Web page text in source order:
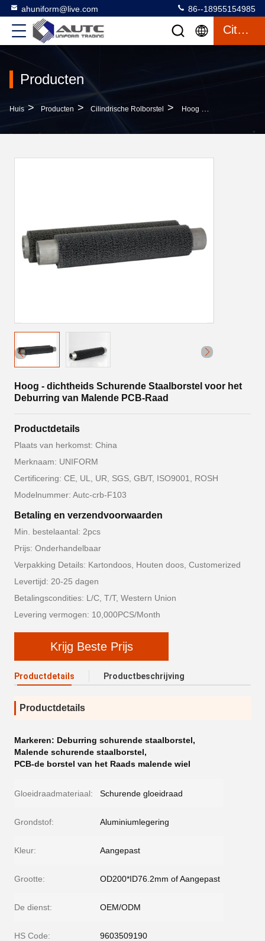
ahuniform@live.com 86--18955154985
Citaat
Producten
Huis > Producten > Cilindrische Rolborstel > Hoog - Dichtheids Schurende Staalborstel Voor Het Deburring Van Malende PCB-Raad
Hoog - dichtheids Schurende Staalborstel voor het
Deburring van Malende PCB-Raad
Productdetails
Plaats van herkomst: China
Merknaam: UNIFORM
Certificering: CE, UL, UR, SGS, GB/T, ISO9001, ROSH
Modelnummer: Autc-crb-F103
Betaling en verzendvoorwaarden
Min. bestelaantal: 2pcs
Prijs: Onderhandelbaar
Verpakking Details: Kartondoos, Houten doos, Customerized
Levertijd: 20-25 dagen
Betalingscondities: L/C, T/T, Western Union
Levering vermogen: 10,000PCS/Month
Krijg Beste Prijs
Productdetails Productbeschrijving
Productdetails
Markeren: Deburring schurende staalborstel,
Malende schurende staalborstel,
PCB-de borstel van het Raads malende wiel
Gloeidraadmateriaal: Schurende gloeidraad
Grondstof: Aluminiumlegering
Kleur: Aangepast
Grootte: OD200*ID76.2mm of Aangepast
De dienst: OEM/ODM
HS Code: 9603509190